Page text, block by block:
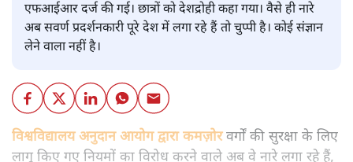
एफआईआर दर्ज की गई। छात्रों को देशद्रोही कहा गया। वैसे ही नारे
अब सवर्ण प्रदर्शनकारी पूरे देश में लगा रहे हैं तो चुप्पी है। कोई संज्ञान
लेने वाला नहीं है।
विश्वविद्यालय अनुदान आयोग द्वारा कमज़ोरवर्गों की सुरक्षा के लिए
लागू किए गए नियमों का विरोध करने वाले अब वे नारे लगा रहे हैं,